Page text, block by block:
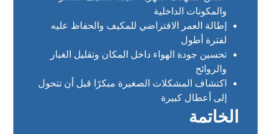
والمكونات الداخلية
إطالة العمر الافتراضي للمكيف والحفاظ عليه
لفترة أطول
تحسين جودة الهواء داخل المكان وتقليل الغبار
والروائح
اكتشاف المشكلات الصغيرة مبكرًا قبل أن تتحول
إلى أعطال كبيرة
الخاتمة